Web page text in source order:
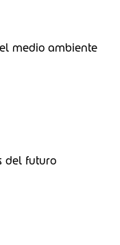
medio ambiente
del futuro